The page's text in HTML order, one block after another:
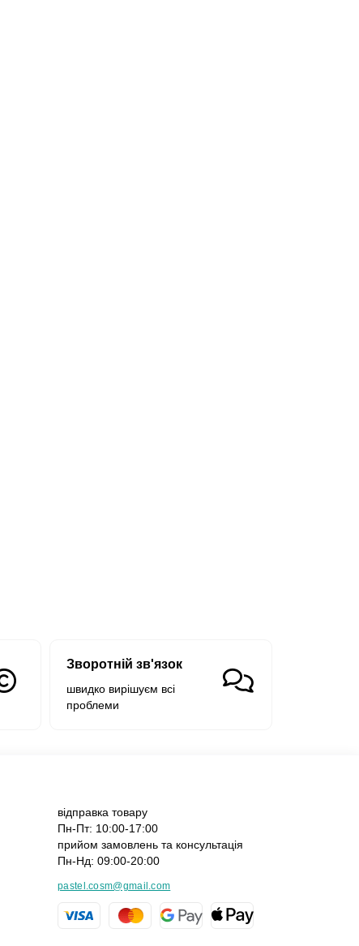
Зворотній зв'язок
швидко вирішуєм всі
проблеми
відправка товару
Пн-Пт: 10:00-17:00
прийом замовлень та консультація
Пн-Нд: 09:00-20:00
pastel.cosm@gmail.com